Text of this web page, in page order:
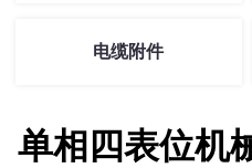
电缆附件
单相四表位机